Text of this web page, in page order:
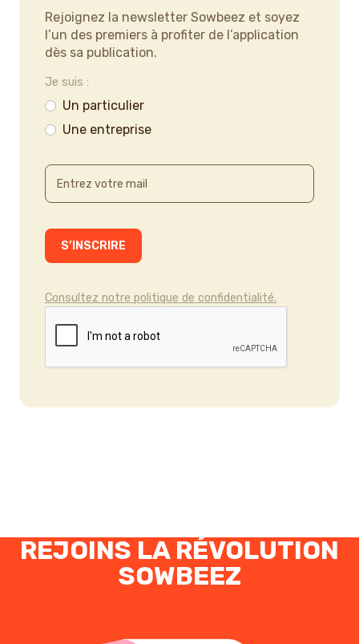
Rejoignez la newsletter Sowbeez et soyez
l’un des premiers à profiter de l’application
dès sa publication.
Je suis :
Un particulier
Une entreprise
Consultez notre politique de confidentialité.
REJOINS LA RÉVOLUTION
SOWBEEZ